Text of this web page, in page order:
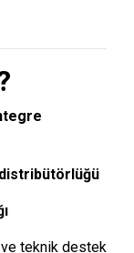
ve teknik destek